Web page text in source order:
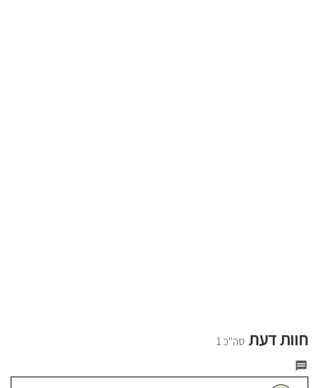
חוות דעת סה"כ 1